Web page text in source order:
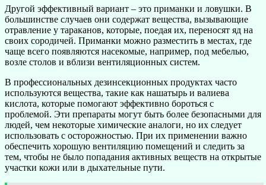
Другой эффективный вариант – это приманки и ловушки. В
большинстве случаев они содержат вещества, вызывающие
отравление у тараканов, которые, поедая их, переносят яд на
своих сородичей. Приманки можно разместить в местах, где
чаще всего появляются насекомые, например, под мебелью,
возле столов и вблизи вентиляционных систем.
В профессиональных дезинсекционных продуктах часто
используются вещества, такие как нашатырь и валиева
кислота, которые помогают эффективно бороться с
проблемой. Эти препараты могут быть более безопасными для
людей, чем некоторые химические аналоги, но их следует
использовать с осторожностью. При их применении важно
обеспечить хорошую вентиляцию помещений и следить за
тем, чтобы не было попадания активных веществ на открытые
участки кожи или в дыхательные пути.